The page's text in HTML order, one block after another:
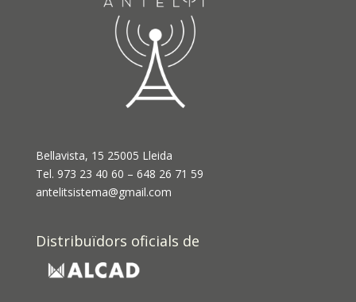
Bellavista, 15 25005 Lleida
Tel. 973 23 40 60 – 648 26 71 59
antelitsistema@gmail.com
Distribuïdors oficials de